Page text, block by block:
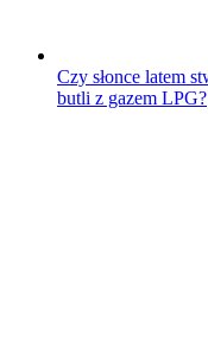
Czy słonce latem
butli z gazem LPG?